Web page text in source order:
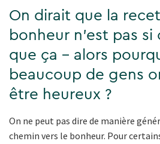
On dirait que la
bonheur n'est pas si
que ça - alors
beaucoup de gens
être heureux ?
On ne peut pas dire de manière
chemin vers le bonheur. Pour